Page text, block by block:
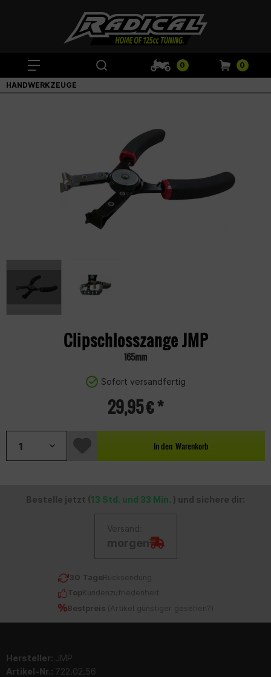
0 0
HANDWERKZEUGE
Clipschlosszange JMP
165mm
Sofort versandfertig
29,95 € *
In den Warenkorb
Bestelle jetzt (13 Std. und 33 Min. ) und sichere dir:
Versand:
morgen
30 TageRücksendung
TopKundenzufriedenheit
Bestpreis ( Artikel günstiger gesehen? )
Hersteller: JMP
Artikel-Nr.: 722.02.56